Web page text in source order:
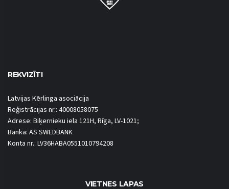
REKVIZĪTI
Latvijas Kērlinga asociācija
Reģistrācijas nr.: 40008058075
Adrese: Biķernieku iela 121H, Rīga, LV-1021;
Banka: AS SWEDBANK
Konta nr.: LV36HABA0551010794208
VIETNES LAPAS